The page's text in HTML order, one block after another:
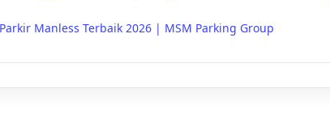
Manless Terbaik 2026 | MSM Parking Group